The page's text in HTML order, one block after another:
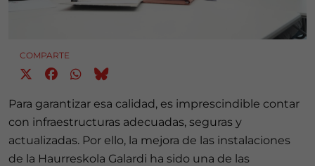
COMPARTE
Para garantizar esa calidad, es imprescindible contar
con infraestructuras adecuadas, seguras y
actualizadas. Por ello, la mejora de las instalaciones
de la Haurreskola Galardi ha sido una de las